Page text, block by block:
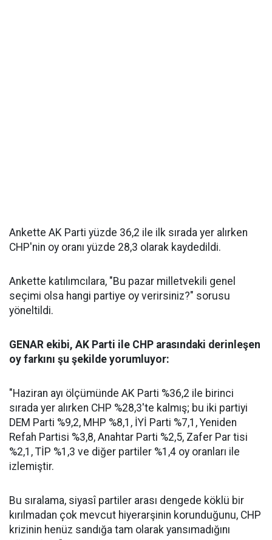
Ankette AK Parti yüzde 36,2 ile ilk sırada yer alırken
CHP'nin oy oranı yüzde 28,3 olarak kaydedildi.
Ankette katılımcılara, "Bu pazar milletvekili genel
seçimi olsa hangi partiye oy verirsiniz?" sorusu
yöneltildi.
GENAR ekibi, AK Parti ile CHP arasındaki derinleşen
oy farkını şu şekilde yorumluyor:
"Haziran ayı ölçümünde AK Parti %36,2 ile birinci
sırada yer alırken CHP %28,3'te kalmış; bu iki partiyi
DEM Parti %9,2, MHP %8,1, İYİ Parti %7,1, Yeniden
Refah Partisi %3,8, Anahtar Parti %2,5, Zafer Par tisi
%2,1, TİP %1,3 ve diğer partiler %1,4 oy oranları ile
izlemiştir.
Bu sıralama, siyasî partiler arası dengede köklü bir
kırılmadan çok mevcut hiyerarşinin korunduğunu, CHP
krizinin henüz sandığa tam olarak yansımadığını